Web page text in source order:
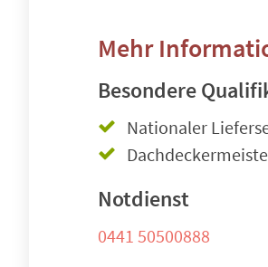
Mehr
Besondere
Nationaler
Notdienst
0441 50500888